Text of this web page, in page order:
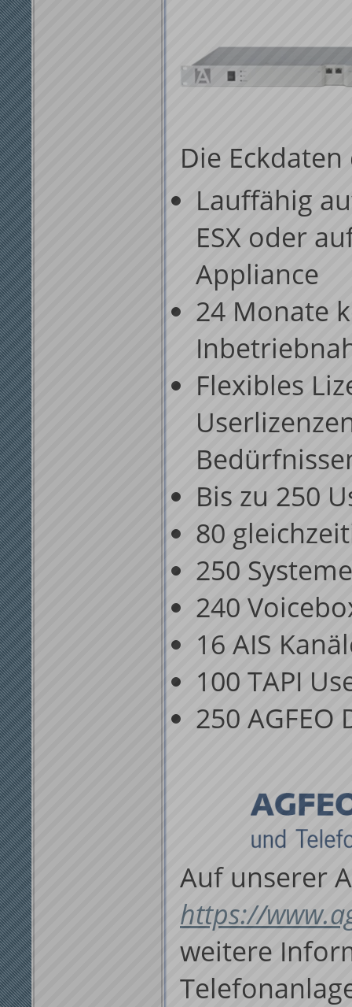
Die
Lauffähig
ESX oder
Appliance
24 Monate
Flexibles
Bis zu 250
80
250
240
16 AIS
100 TAPI
250
Auf unserer
https://
weitere